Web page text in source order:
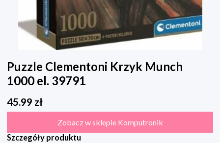
Puzzle Clementoni Krzyk Munch
1000 el. 39791
45.99 zł
Zobacz w sklepie Komputronik
Szczegóły produktu